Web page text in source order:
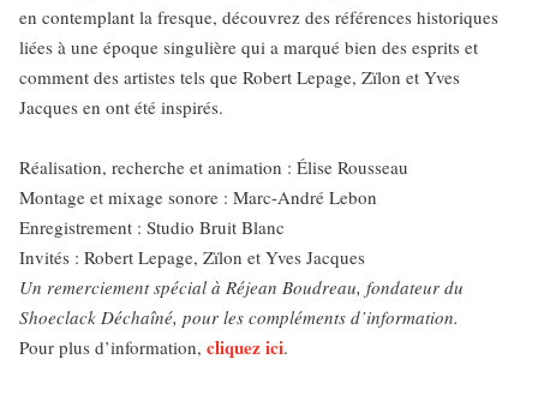
en contemplant la fresque, découvrez des références historiques
liées à une époque singulière qui a marqué bien des esprits et
comment des artistes tels que Robert Lepage, Zïlon et Yves
Jacques en ont été inspirés.
Réalisation, recherche et animation : Élise Rousseau
Montage et mixage sonore : Marc-André Lebon
Enregistrement : Studio Bruit Blanc
Invités : Robert Lepage, Zïlon et Yves Jacques
Un remerciement spécial à Réjean Boudreau, fondateur du
Shoeclack Déchaîné, pour les compléments d’information.
Pour plus d’information, cliquez ici.